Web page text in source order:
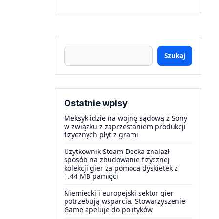
Szukaj
Ostatnie wpisy
Meksyk idzie na wojnę sądową z Sony
w związku z zaprzestaniem produkcji
fizycznych płyt z grami
Użytkownik Steam Decka znalazł
sposób na zbudowanie fizycznej
kolekcji gier za pomocą dyskietek z
1.44 MB pamięci
Niemiecki i europejski sektor gier
potrzebują wsparcia. Stowarzyszenie
Game apeluje do polityków